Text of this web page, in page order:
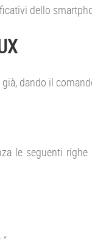
dello
dando il
le seguenti